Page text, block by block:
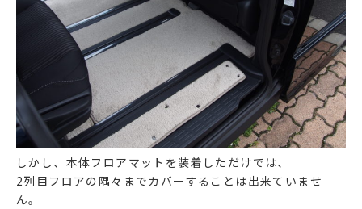
しかし、本体フロアマットを装着しただけでは、
2列目フロアの隅々までカバーすることは出来ていませ
ん。